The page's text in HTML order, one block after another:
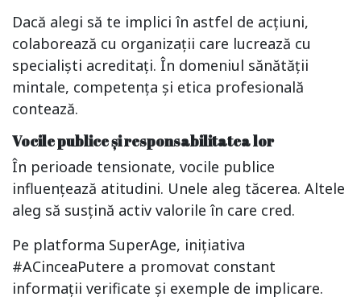
Dacă alegi să te implici în astfel de acțiuni,
colaborează cu organizații care lucrează cu
specialiști acreditați. În domeniul sănătății
mintale, competența și etica profesională
contează.
Vocile publice și responsabilitatea lor
În perioade tensionate, vocile publice
influențează atitudini. Unele aleg tăcerea. Altele
aleg să susțină activ valorile în care cred.
Pe platforma SuperAge, inițiativa
#ACinceaPutere a promovat constant
informații verificate și exemple de implicare.